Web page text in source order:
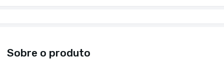
Sobre o produto